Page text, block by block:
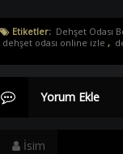
Etiketler: Dehşet Odası
dehşet odası online izle ,
Yorum Ekle
İsim